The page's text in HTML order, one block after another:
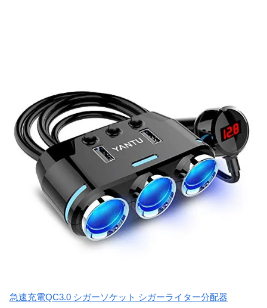
急速充電QC3.0 シガーソケット シガーライター分配器